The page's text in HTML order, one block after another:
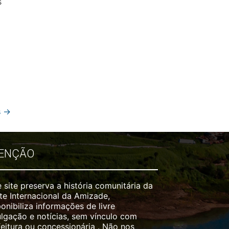
→
site preserva a história comunitária da
Internacional da Amizade,
informações de livre
e notícias, sem vínculo com
ou concessionária . Não nos